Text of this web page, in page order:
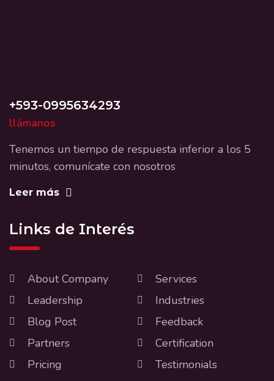
+593-0995634293
llámanos
Tenemos un tiempo de respuesta inferior a los 5
minutos, comunícate con nosotros
Leer más
Links de Interés
About Company
Services
Leadership
Industries
Blog Post
Feedback
Partners
Certification
Pricing
Testimonials